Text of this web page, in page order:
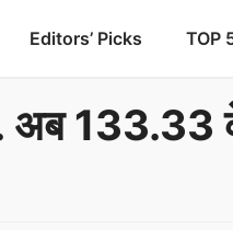
Editors’ Picks TOP
अब 133.33